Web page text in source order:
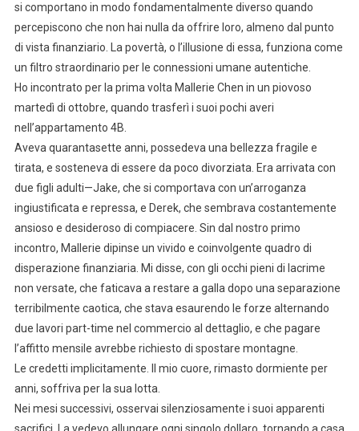
si comportano in modo fondamentalmente diverso quando
percepiscono che non hai nulla da offrire loro, almeno dal punto
di vista finanziario. La povertà, o l’illusione di essa, funziona come
un filtro straordinario per le connessioni umane autentiche.
Ho incontrato per la prima volta Mallerie Chen in un piovoso
martedì di ottobre, quando trasferì i suoi pochi averi
nell’appartamento 4B.
Aveva quarantasette anni, possedeva una bellezza fragile e
tirata, e sosteneva di essere da poco divorziata. Era arrivata con
due figli adulti—Jake, che si comportava con un’arroganza
ingiustificata e repressa, e Derek, che sembrava costantemente
ansioso e desideroso di compiacere. Sin dal nostro primo
incontro, Mallerie dipinse un vivido e coinvolgente quadro di
disperazione finanziaria. Mi disse, con gli occhi pieni di lacrime
non versate, che faticava a restare a galla dopo una separazione
terribilmente caotica, che stava esaurendo le forze alternando
due lavori part-time nel commercio al dettaglio, e che pagare
l’affitto mensile avrebbe richiesto di spostare montagne.
Le credetti implicitamente. Il mio cuore, rimasto dormiente per
anni, soffriva per la sua lotta.
Nei mesi successivi, osservai silenziosamente i suoi apparenti